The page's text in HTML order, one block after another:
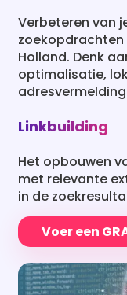
Verbeteren van
zoekopdrachten
Holland. Denk
optimalisatie,
Linkbuilding
Het opbouwen
met relevante
in de
Voer een